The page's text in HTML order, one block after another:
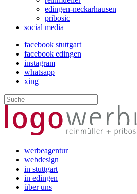
edingen-neckarhausen
pribosic
social media
facebook stuttgart
facebook edingen
instagram
whatsapp
xing
werbeagentur
webdesign
in stuttgart
in edingen
über uns